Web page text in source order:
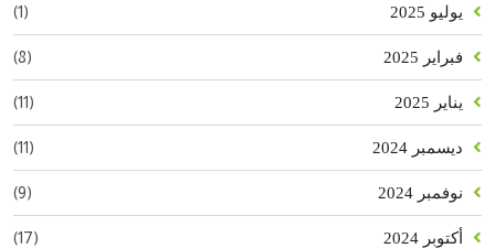
يوليو 2025 (1)
فبراير 2025 (8)
يناير 2025 (11)
ديسمبر 2024 (11)
نوفمبر 2024 (9)
أكتوبر 2024 (17)